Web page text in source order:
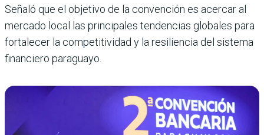
Señaló que el objetivo de la convención es acercar al
mercado local las principales tendencias globales para
fortalecer la competitividad y la resiliencia del sistema
financiero paraguayo.